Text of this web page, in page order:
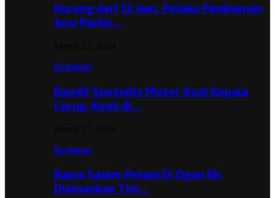
Kurang dari 12 Jam, Pelaku Penikaman
Juru Parkir…
Kriminal
Bandit Spesialis Motor Asal Kepala
Curup, Keok di…
Kriminal
Bawa Sajam Petani Di Ogan Ilir,
Diamankan Tim…